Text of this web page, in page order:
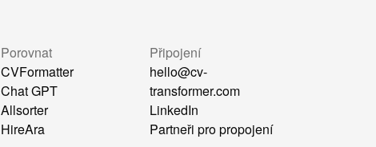
Porovnat
CVFormatter
Chat GPT
Allsorter
HireAra
Připojení
hello@cv-
transformer.com
LinkedIn
Partneři pro propojení